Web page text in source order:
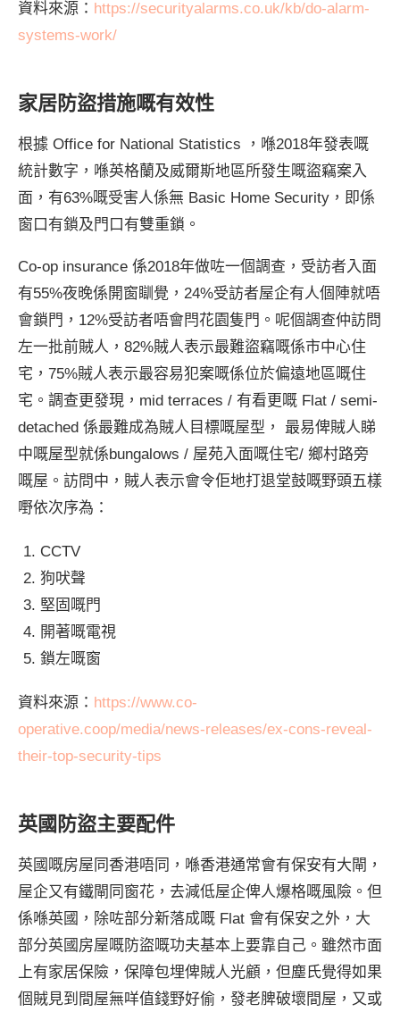
資料來源： https://securityalarms.co.uk/kb/do-alarm-
systems-work/
家居防盜措施嘅有效性
根據 Office for National Statistics ，喺2018年發表嘅
統計數字，喺英格蘭及威爾斯地區所發生嘅盜竊案入
面，有63%嘅受害人係無 Basic Home Security，即係
窗口有鎖及門口有雙重鎖。
Co-op insurance 係2018年做咗一個調查，受訪者入面
有55%夜晚係開窗瞓覺，24%受訪者屋企有人個陣就唔
會鎖門，12%受訪者唔會閂花園隻門。呢個調查仲訪問
左一批前賊人，82%賊人表示最難盜竊嘅係市中心住
宅，75%賊人表示最容易犯案嘅係位於偏遠地區嘅住
宅。調查更發現，mid terraces / 有看更嘅 Flat / semi-
detached 係最難成為賊人目標嘅屋型， 最易俾賊人睇
中嘅屋型就係bungalows / 屋苑入面嘅住宅/ 鄉村路旁
嘅屋。訪問中，賊人表示會令佢地打退堂鼓嘅野頭五樣
嘢依次序為：
CCTV
狗吠聲
堅固嘅門
開著嘅電視
鎖左嘅窗
資料來源： https://www.co-
operative.coop/media/news-releases/ex-cons-reveal-
their-top-security-tips
英國防盜主要配件
英國嘅房屋同香港唔同，喺香港通常會有保安有大閘，
屋企又有鐵閘同窗花，去減低屋企俾人爆格嘅風險。但
係喺英國，除咗部分新落成嘅 Flat 會有保安之外，大
部分英國房屋嘅防盜嘅功夫基本上要靠自己。雖然市面
上有家居保險，保障包埋俾賊人光顧，但塵氏覺得如果
個賊見到間屋無咩值錢野好偷，發老脾破壞間屋，又或